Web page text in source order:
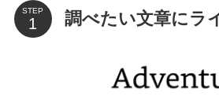
STEP 調べたい文章にラ